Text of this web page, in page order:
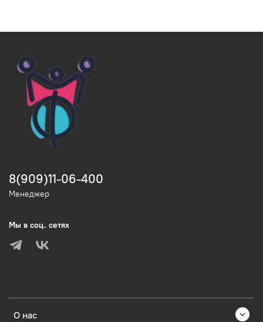
О нас
8(909)11-06-400
Менеджер
Мы в соц. сетях